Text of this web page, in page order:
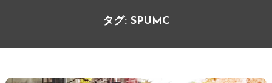
タグ: SPUMC